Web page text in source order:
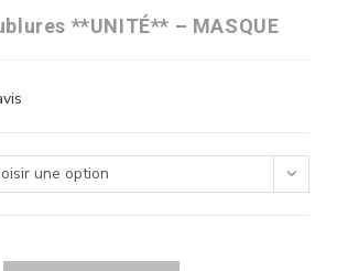
**UNITÉ** – MASQUE
une option